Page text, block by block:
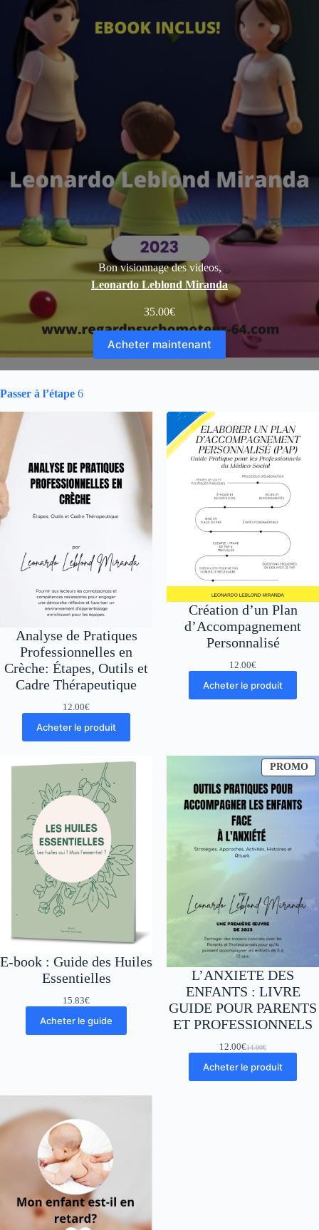
Bon visionnage des videos,
Leonardo Leblond Miranda
35.00€
Acheter maintenant
Passer à l’étape 6
Analyse de Pratiques
Professionnelles en
Crèche: Étapes, Outils et
Cadre Thérapeutique
12.00€
Acheter le produit
Création d’un Plan
d’Accompagnement
Personnalisé
12.00€
Acheter le produit
E-book : Guide des Huiles
Essentielles
15.83€
Acheter le guide
PROMO
L’ANXIETE DES
ENFANTS : LIVRE
GUIDE POUR PARENTS
ET PROFESSIONNELS
14.00€
Le
prix
initial
12.00€
Le
prix
actuel
Acheter le produit